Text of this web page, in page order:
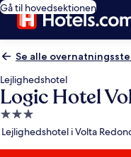
Gå til hovedsektionen
Se alle
Lejlighedshotel
Logic Hotel
3.0-
stjernet
Lejlighedshotel i Volta